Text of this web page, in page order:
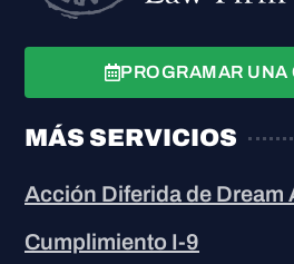
PROGRAMAR UNA
MÁS SERVICIOS
Acción Diferida de Dream
Cumplimiento I-9